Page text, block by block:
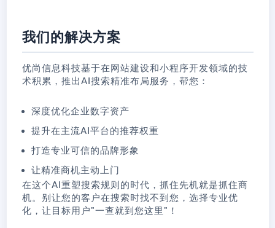
我们的解决方案
优尚信息科技基于在网站建设和小程序开发领域的技
术积累，推出AI搜索精准布局服务，帮您：
深度优化企业数字资产
提升在主流AI平台的推荐权重
打造专业可信的品牌形象
让精准商机主动上门
在这个AI重塑搜索规则的时代，抓住先机就是抓住商
机。别让您的客户在搜索时找不到您，选择专业优
化，让目标用户"一查就到您这里"！